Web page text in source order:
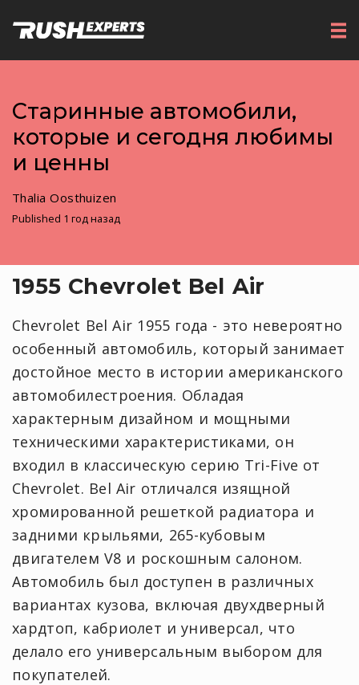
Старинные автомобили,
которые и сегодня любимы
и ценны
Thalia Oosthuizen
Published 1 год назад
1955 Chevrolet Bel Air
Chevrolet Bel Air 1955 года - это невероятно
особенный автомобиль, который занимает
достойное место в истории американского
автомобилестроения. Обладая
характерным дизайном и мощными
техническими характеристиками, он
входил в классическую серию Tri-Five от
Chevrolet. Bel Air отличался изящной
хромированной решеткой радиатора и
задними крыльями, 265-кубовым
двигателем V8 и роскошным салоном.
Автомобиль был доступен в различных
вариантах кузова, включая двухдверный
хардтоп, кабриолет и универсал, что
делало его универсальным выбором для
покупателей.